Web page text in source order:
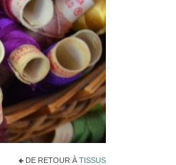
DE RETOUR À TISSUS